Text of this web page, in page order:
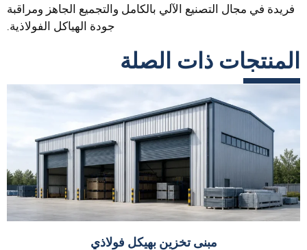
فريدة في مجال التصنيع الآلي بالكامل والتجميع الجاهز ومراقبة
جودة الهياكل الفولاذية.
المنتجات ذات الصلة
مبنى تخزين بهيكل فولاذي